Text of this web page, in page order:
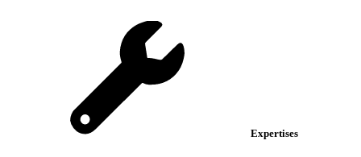
Expertises